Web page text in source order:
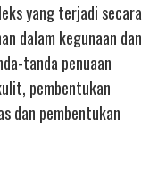
yang terjadi secara
dalam kegunaan dan
tanda penuaan
pembentukan
dan pembentukan